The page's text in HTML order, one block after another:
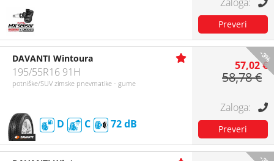
-3%
DAVANTI Wintoura
195/55R16 91H
potniške/SUV zimske pnevmatike - gume
D C 72
57,02 €
58,78 €